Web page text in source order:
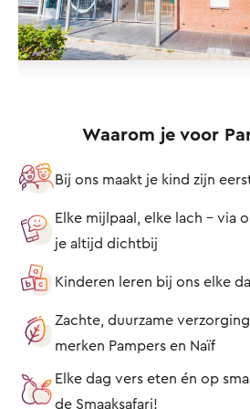
Waarom je voor
Bij ons maakt je kind zijn
Elke mijlpaal, elke lach – via
je altijd dichtbij
Kinderen leren bij ons elke
Zachte, duurzame
merken Pampers en Naïf
Elke dag vers eten én op
de Smaaksafari!